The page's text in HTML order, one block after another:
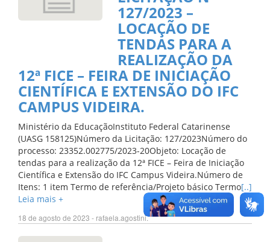
127/2023 –
LOCAÇÃO DE
TENDAS PARA A
REALIZAÇÃO DA
12ª FICE – FEIRA DE INICIAÇÃO
CIENTÍFICA E EXTENSÃO DO IFC
CAMPUS VIDEIRA.
Ministério da EducaçãoInstituto Federal Catarinense
(UASG 158125)Número da Licitação: 127/2023Número do
processo: 23352.002775/2023-20Objeto: Locação de
tendas para a realização da 12ª FICE – Feira de Iniciação
Científica e Extensão do IFC Campus Videira.Número de
Itens: 1 item Termo de referência/Projeto básico Termo[..]
Leia mais +
18 de agosto de 2023 - rafaela.agostini.